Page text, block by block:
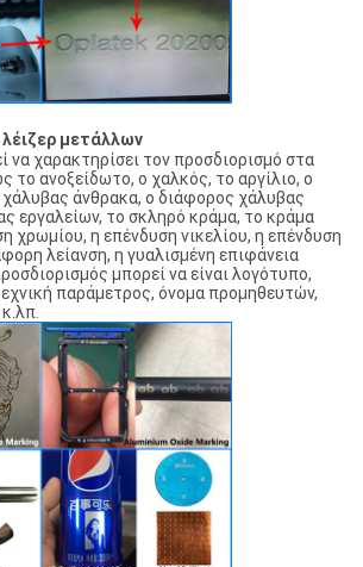
μετάλλων
να χαρακτηρίσει τον προσδιορισμό στα
το ανοξείδωτο, ο χαλκός, το αργίλιο, ο
χάλυβας άνθρακα, ο διάφορος χάλυβας
εργαλείων, το σκληρό κράμα, το κράμα
χρωμίου, η επένδυση νικελίου, η επένδυση
λείανση, η γυαλισμένη επιφάνεια
μπορεί να είναι λογότυπο,
παράμετρος, όνομα προμηθευτών,